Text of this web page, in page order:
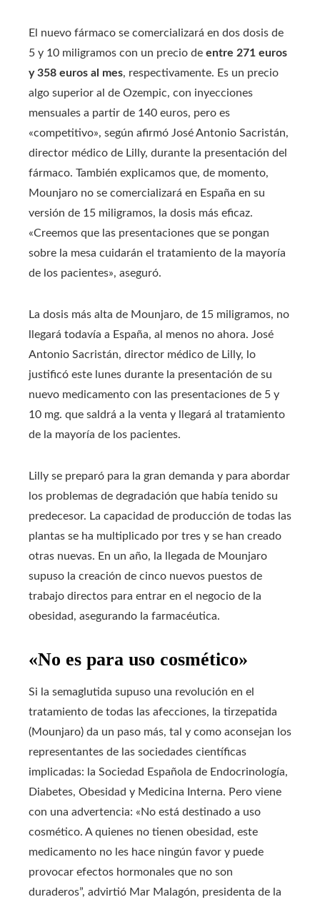
El nuevo fármaco se comercializará en dos dosis de
5 y 10 miligramos con un precio de entre 271 euros
y 358 euros al mes, respectivamente. Es un precio
algo superior al de Ozempic, con inyecciones
mensuales a partir de 140 euros, pero es
«competitivo», según afirmó José Antonio Sacristán,
director médico de Lilly, durante la presentación del
fármaco. También explicamos que, de momento,
Mounjaro no se comercializará en España en su
versión de 15 miligramos, la dosis más eficaz.
«Creemos que las presentaciones que se pongan
sobre la mesa cuidarán el tratamiento de la mayoría
de los pacientes», aseguró.
La dosis más alta de Mounjaro, de 15 miligramos, no
llegará todavía a España, al menos no ahora. José
Antonio Sacristán, director médico de Lilly, lo
justificó este lunes durante la presentación de su
nuevo medicamento con las presentaciones de 5 y
10 mg. que saldrá a la venta y llegará al tratamiento
de la mayoría de los pacientes.
Lilly se preparó para la gran demanda y para abordar
los problemas de degradación que había tenido su
predecesor. La capacidad de producción de todas las
plantas se ha multiplicado por tres y se han creado
otras nuevas. En un año, la llegada de Mounjaro
supuso la creación de cinco nuevos puestos de
trabajo directos para entrar en el negocio de la
obesidad, asegurando la farmacéutica.
«No es para uso cosmético»
Si la semaglutida supuso una revolución en el
tratamiento de todas las afecciones, la tirzepatida
(Mounjaro) da un paso más, tal y como aconsejan los
representantes de las sociedades científicas
implicadas: la Sociedad Española de Endocrinología,
Diabetes, Obesidad y Medicina Interna. Pero viene
con una advertencia: «No está destinado a uso
cosmético. A quienes no tienen obesidad, este
medicamento no les hace ningún favor y puede
provocar efectos hormonales que no son
duraderos”, advirtió Mar Malagón, presidenta de la